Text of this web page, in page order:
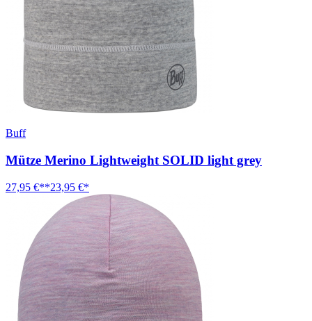
Buff
Mütze Merino Lightweight SOLID light grey
27,95 €**23,95 €*